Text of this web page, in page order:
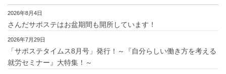
2026年8月4日
さんだサポステはお盆期間も開所しています！
2026年7月29日
「サポステタイムス8月号」発行！～『自分らしい働き方を考える
就労セミナー』大特集！～